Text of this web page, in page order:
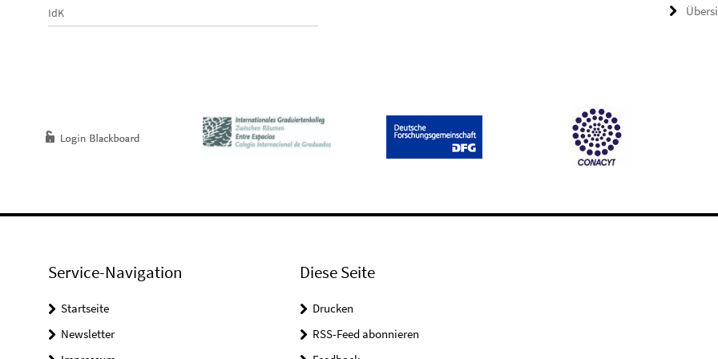
IdK
Service-Navigation
Startseite
Newsletter
Diese Seite
Drucken
RSS-Feed abonnieren